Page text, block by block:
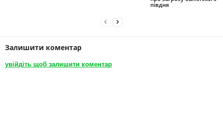
півдня
Залишити коментар
увійдіть щоб залишити коментар